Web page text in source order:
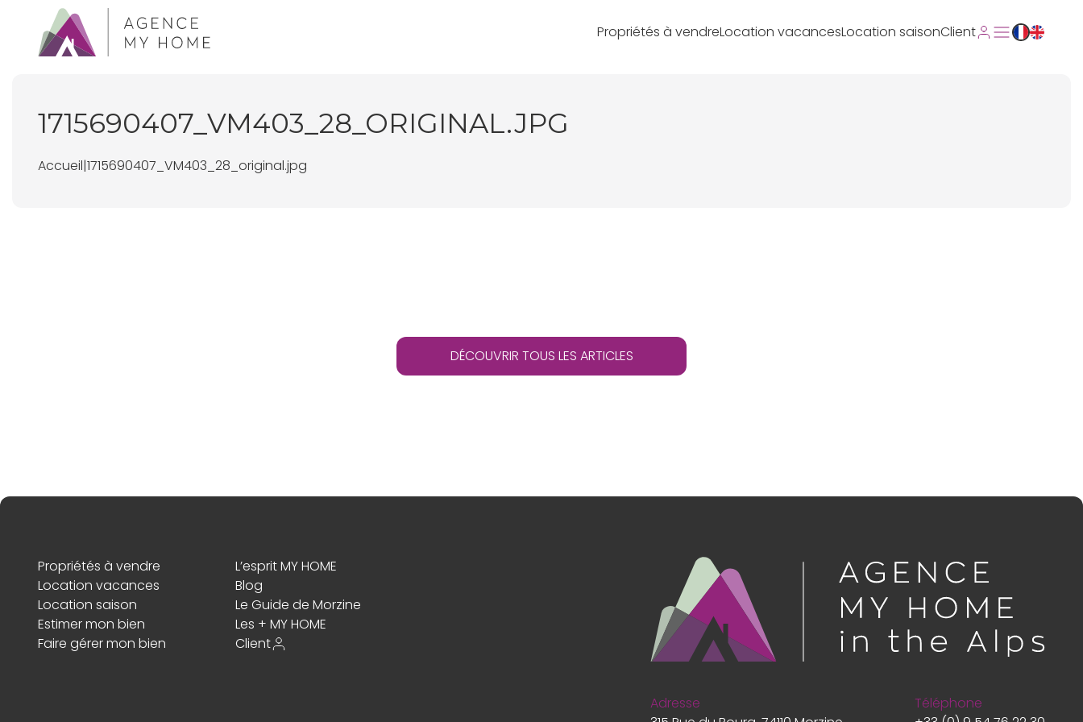
Propriétés à vendreLocation vacancesLocation saisonClient
1715690407_VM403_28_ORIGINAL.JPG
Accueil|1715690407_VM403_28_original.jpg
DÉCOUVRIR TOUS LES ARTICLES
Propriétés à vendre
L’esprit MY HOME
Location vacances
Blog
Location saison
Le Guide de Morzine
Estimer mon bien
Les + MY HOME
Faire gérer mon bien
Client
Adresse
Téléphone